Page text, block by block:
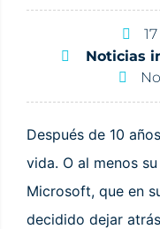
Noticias
Después de 10
vida. O al menos
Microsoft, que en
decidido dejar